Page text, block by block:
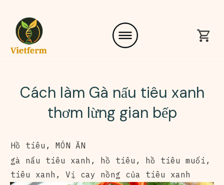
Cách làm Gà nấu tiêu xanh
thơm lừng gian bếp
Hồ tiêu , MÓN ĂN
gà nấu tiêu xanh , hồ tiêu , hồ tiêu muối ,
tiêu xanh , Vị cay nồng của tiêu xanh